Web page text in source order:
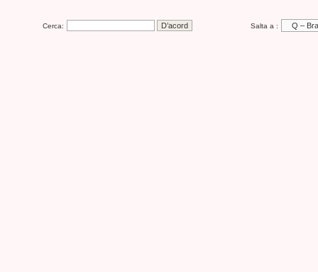
Cerca: Salta a :